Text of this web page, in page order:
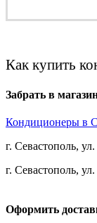
Как купить
Забрать в
Кондиционеры в
г. Севастополь,
г. Севастополь,
Оформить